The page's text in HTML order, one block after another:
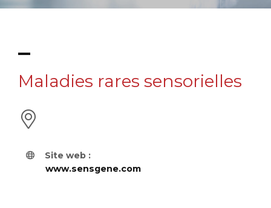
Maladies rares sensorielles
Site web :
www.sensgene.com